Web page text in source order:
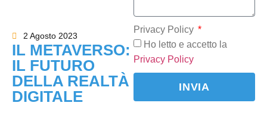
2 Agosto 2023
IL METAVERSO:
IL FUTURO
DELLA REALTÀ
DIGITALE
Privacy Policy
Ho letto e accetto la
Privacy Policy
INVIA